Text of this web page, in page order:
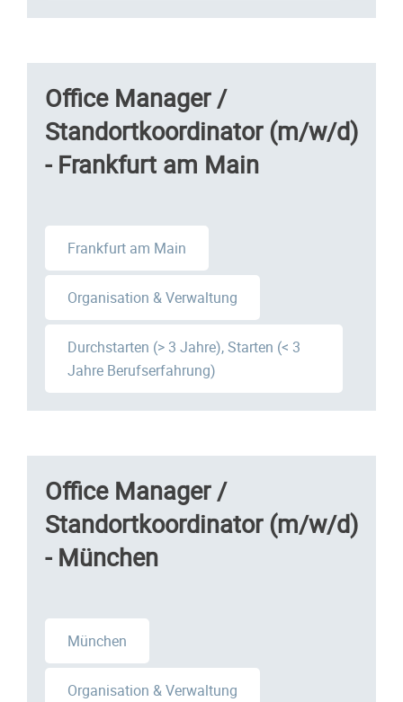
Office Manager /
Standortkoordinator (m/w/d)
- Frankfurt am Main
Frankfurt am Main
Organisation & Verwaltung
Durchstarten (> 3 Jahre), Starten (< 3
Jahre Berufserfahrung)
Office Manager /
Standortkoordinator (m/w/d)
- München
München
Organisation & Verwaltung